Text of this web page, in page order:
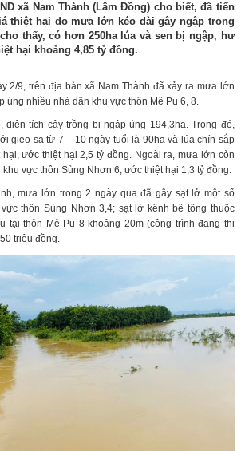
xã Nam Thành (Lâm Đồng) cho biết, đã tiến
thiệt hại do mưa lớn kéo dài gây ngập trong
thấy, có hơn 250ha lúa và sen bị ngập, hư
hại khoảng 4,85 tỷ đồng.
2/9, trên địa bàn xã Nam Thành đã xảy ra mưa lớn
úng nhiều nhà dân khu vực thôn Mê Pu 6, 8.
diện tích cây trồng bị ngập úng 194,3ha. Trong đó,
gieo sạ từ 7 – 10 ngày tuổi là 90ha và lúa chín sắp
ước thiệt hại 2,5 tỷ đồng. Ngoài ra, mưa lớn còn
vực thôn Sùng Nhơn 6, ước thiệt hại 1,3 tỷ đồng.
mưa lớn trong 2 ngày qua đã gây sạt lở một số
thôn Sùng Nhơn 3,4; sạt lở kênh bê tông thuộc
tại thôn Mê Pu 8 khoảng 20m (công trình đang thi
triệu đồng.